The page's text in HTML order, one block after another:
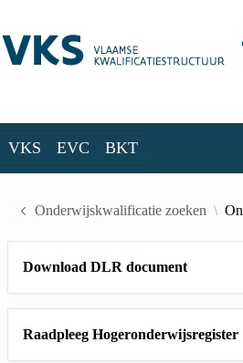
VKS EVC BKT
Onderwijskwalificatie zoeken
Download DLR document
Raadpleeg Hogeronderwijsregister